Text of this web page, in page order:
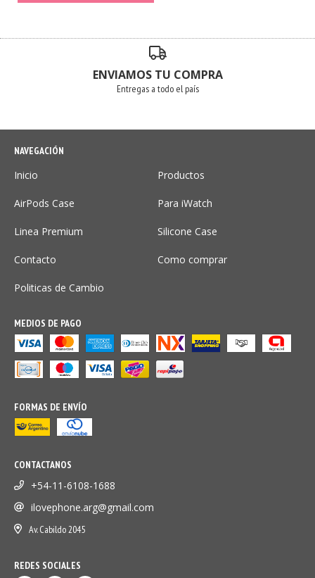
ENVIAMOS TU COMPRA
Entregas a todo el país
NAVEGACIÓN
Inicio Productos
AirPods Case Para iWatch
Linea Premium Silicone Case
Contacto Como comprar
Politicas de Cambio
MEDIOS DE PAGO
FORMAS DE ENVÍO
CONTACTANOS
+54-11-6108-1688
ilovephone.arg@gmail.com
Av. Cabildo 2045
REDES SOCIALES